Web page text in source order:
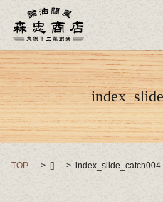
TOP [] index_slide_catch004